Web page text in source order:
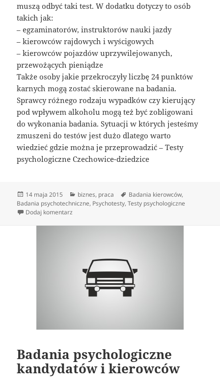
muszą odbyć taki test. W dodatku dotyczy to osób
takich jak:
– egzaminatorów, instruktorów nauki jazdy
– kierowców rajdowych i wyścigowych
– kierowców pojazdów uprzywilejowanych,
przewożących pieniądze
Także osoby jakie przekroczyły liczbę 24 punktów
karnych mogą zostać skierowane na badania.
Sprawcy różnego rodzaju wypadków czy kierujący
pod wpływem alkoholu mogą też być zobligowani
do wykonania badania. Sytuacji w których jesteśmy
zmuszeni do testów jest dużo dlatego warto
wiedzieć gdzie można je przeprowadzić – Testy
psychologiczne Czechowice-dziedzice
Data
publikacji
14 maja 2015 Kategorie
biznes, praca Tagi
Badania kierowców,
Badania psychotechniczne, Psychotesty,Testy psychologiczne
Dodaj komentarz
Badania psychologiczne
kandydatów i kierowców